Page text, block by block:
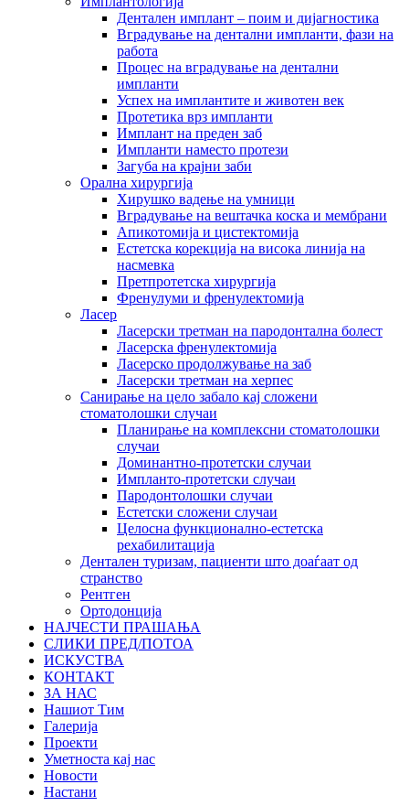
Дентален имплант – поим и дијагностика
Вградување на дентални импланти, фази на
работа
Процес на вградување на дентални
импланти
Успех на имплантите и животен век
Протетика врз импланти
Имплант на преден заб
Импланти наместо протези
Загуба на крајни заби
Орална хирургија
Хирушко вадење на умници
Вградување на вештачка коска и мембрани
Апикотомија и цистектомија
Естетска корекција на висока линија на
насмевка
Претпротетска хирургија
Френулуми и френулектомија
Ласер
Ласерски третман на пародонтална болест
Ласерска френулектомија
Ласерско продолжување на заб
Ласерски третман на херпес
Санирање на цело забало кај сложени
стоматолошки случаи
Планирање на комплексни стоматолошки
случаи
Доминантно-протетски случаи
Импланто-протетски случаи
Пародонтолошки случаи
Естетски сложени случаи
Целосна функционално-естетска
рехабилитација
Дентален туризам, пациенти што доаѓаат од
странство
Рентген
Ортодонција
НАЈЧЕСТИ ПРАШАЊА
СЛИКИ ПРЕД/ПОТОА
ИСКУСТВА
КОНТАКТ
ЗА НАС
Нашиот Тим
Галерија
Проекти
Уметноста кај нас
Новости
Настани